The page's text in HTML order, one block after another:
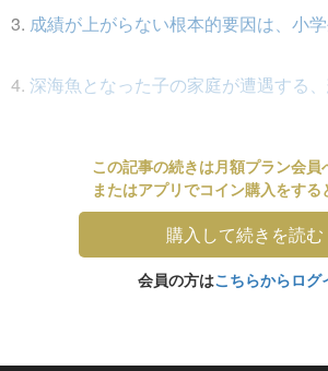
3. 成績が上がらない根本的要因は、小
4. 深海魚となった子の家庭が遭遇する
この記事の続きは月額プラン会員
またはアプリでコイン購入をする
購入して続きを読む
会員の方はこちらからログ